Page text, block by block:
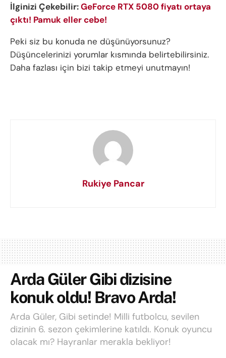
İlginizi Çekebilir:GeForce RTX 5080 fiyatı ortaya
çıktı! Pamuk eller cebe!
Peki siz bu konuda ne düşünüyorsunuz?
Düşüncelerinizi yorumlar kısmında belirtebilirsiniz.
Daha fazlası için bizi takip etmeyi unutmayın!
Rukiye Pancar
Arda Güler Gibi dizisine
konuk oldu! Bravo Arda!
Arda Güler, Gibi setinde! Milli futbolcu, sevilen
dizinin 6. sezon çekimlerine katıldı. Konuk oyuncu
olacak mı? Hayranlar merakla bekliyor!